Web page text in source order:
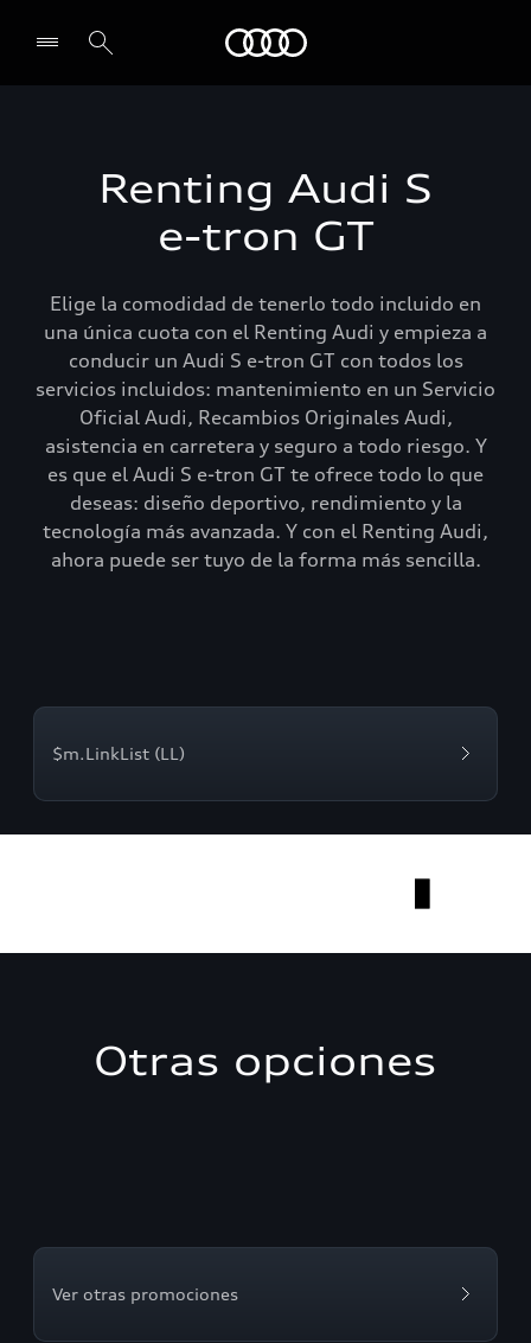
Renting Audi S
e-tron GT
Elige la comodidad de tenerlo todo incluido en
una única cuota con el Renting Audi y empieza a
conducir un Audi S e-tron GT con todos los
servicios incluidos: mantenimiento en un Servicio
Oficial Audi, Recambios Originales Audi,
asistencia en carretera y seguro a todo riesgo. Y
es que el Audi S e-tron GT te ofrece todo lo que
deseas: diseño deportivo, rendimiento y la
tecnología más avanzada. Y con el Renting Audi,
ahora puede ser tuyo de la forma más sencilla.
$m.LinkList (LL)
Otras opciones
Ver otras promociones